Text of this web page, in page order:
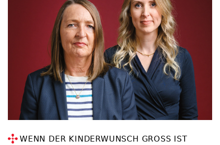
WENN DER KINDERWUNSCH GROSS IST